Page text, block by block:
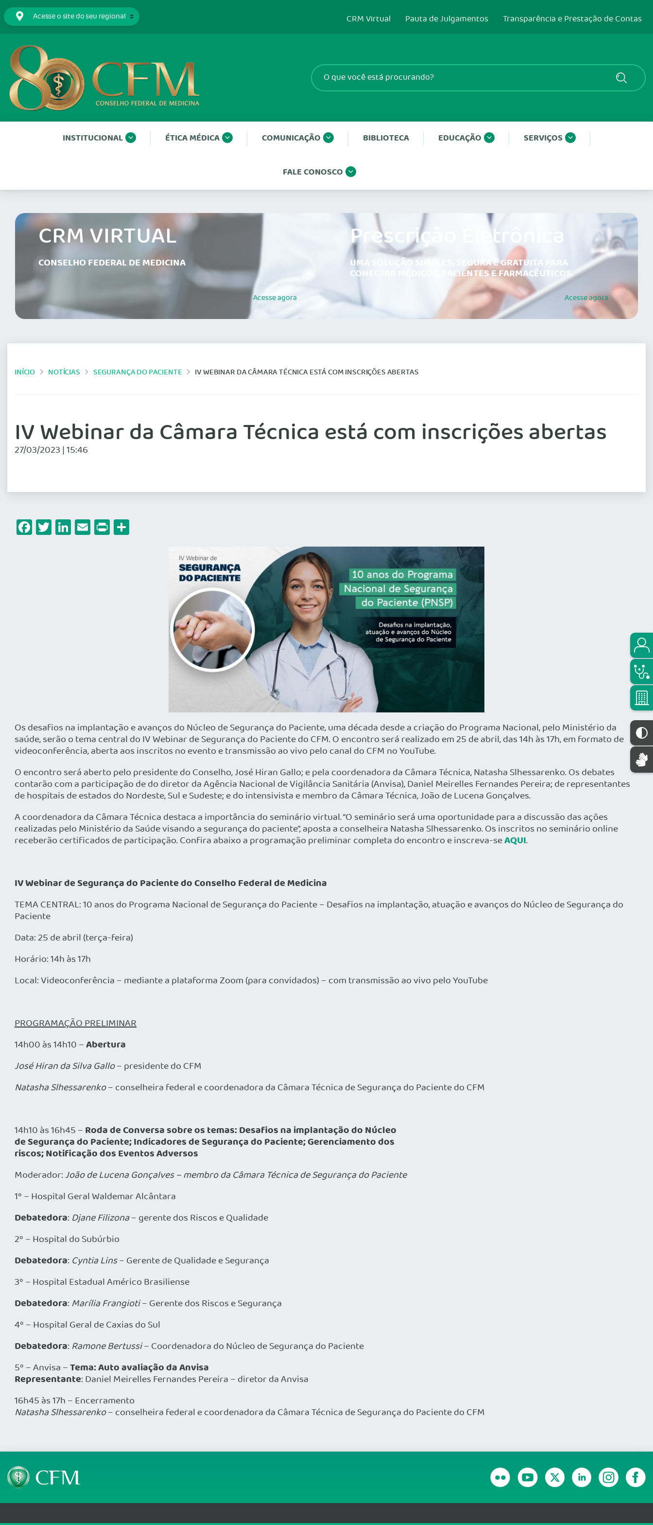
CRM Virtual Pauta de Julgamentos Transparência e Prestação de Contas
INSTITUCIONAL ÉTICA MÉDICA COMUNICAÇÃO BIBLIOTECA EDUCAÇÃO SERVIÇOS
FALE CONOSCO
CRM VIRTUAL
CONSELHO FEDERAL DE MEDICINA
Acesseagora
Prescrição Eletrônica
UMA SOLUÇÃO SIMPLES, SEGURA E GRATUITA PARA
CONECTAR MÉDICOS, PACIENTES E FARMACÊUTICOS.
Acesseagora
INÍCIO NOTÍCIAS SEGURANÇA DO PACIENTE IV WEBINAR DA CÂMARA TÉCNICA ESTÁ COM INSCRIÇÕES ABERTAS
IV Webinar da Câmara Técnica está com inscrições abertas
27/03/2023 | 15:46
Facebook
Twitter
LinkedIn
Email
Print
Os desafios na implantação e avanços do Núcleo de Segurança do Paciente, uma década desde a criação do Programa Nacional, pelo Ministério da
saúde, serão o tema central do IV Webinar de Segurança do Paciente do CFM. O encontro será realizado em 25 de abril, das 14h às 17h, em formato de
videoconferência, aberta aos inscritos no evento e transmissão ao vivo pelo canal do CFM no YouTube.
O encontro será aberto pelo presidente do Conselho, José Hiran Gallo; e pela coordenadora da Câmara Técnica, Natasha Slhessarenko. Os debates
contarão com a participação de do diretor da Agência Nacional de Vigilância Sanitária (Anvisa), Daniel Meirelles Fernandes Pereira; de representantes
de hospitais de estados do Nordeste, Sul e Sudeste; e do intensivista e membro da Câmara Técnica, João de Lucena Gonçalves.
A coordenadora da Câmara Técnica destaca a importância do seminário virtual. “O seminário será uma oportunidade para a discussão das ações
realizadas pelo Ministério da Saúde visando a segurança do paciente”, aposta a conselheira Natasha Slhessarenko. Os inscritos no seminário online
receberão certificados de participação. Confira abaixo a programação preliminar completa do encontro e inscreva-seAQUI.
IV Webinar de Segurança do Paciente do Conselho Federal de Medicina
TEMA CENTRAL: 10 anos do Programa Nacional de Segurança do Paciente – Desafios na implantação, atuação e avanços do Núcleo de Segurança do
Paciente
Data: 25 de abril (terça-feira)
Horário: 14h às 17h
Local: Videoconferência – mediante a plataforma Zoom (para convidados) – com transmissão ao vivo pelo YouTube
PROGRAMAÇÃO PRELIMINAR
14h00 às 14h10 –Abertura
José Hiran da Silva Gallo– presidente do CFM
Natasha Slhessarenko– conselheira federal e coordenadora da Câmara Técnica de Segurança do Paciente do CFM
14h10 às 16h45 – Roda de Conversa sobre os temas: Desafios na implantação do Núcleo
de Segurança do Paciente; Indicadores de Segurança do Paciente; Gerenciamento dos
riscos; Notificação dos Eventos Adversos
Moderador:João de Lucena Gonçalves – membro da Câmara Técnica de Segurança do Paciente
1º – Hospital Geral Waldemar Alcântara
Debatedora: Djane Filizona– gerente dos Riscos e Qualidade
2º – Hospital do Subúrbio
Debatedora: Cyntia Lins– Gerente de Qualidade e Segurança
3º – Hospital Estadual Américo Brasiliense
Debatedora: Marília Frangioti– Gerente dos Riscos e Segurança
4º – Hospital Geral de Caxias do Sul
Debatedora: Ramone Bertussi– Coordenadora do Núcleo de Segurança do Paciente
5º – Anvisa –Tema: Auto avaliação da Anvisa
Representante: Daniel Meirelles Fernandes Pereira – diretor da Anvisa
16h45 às 17h – Encerramento
Natasha Slhessarenko– conselheira federal e coordenadora da Câmara Técnica de Segurança do Paciente do CFM